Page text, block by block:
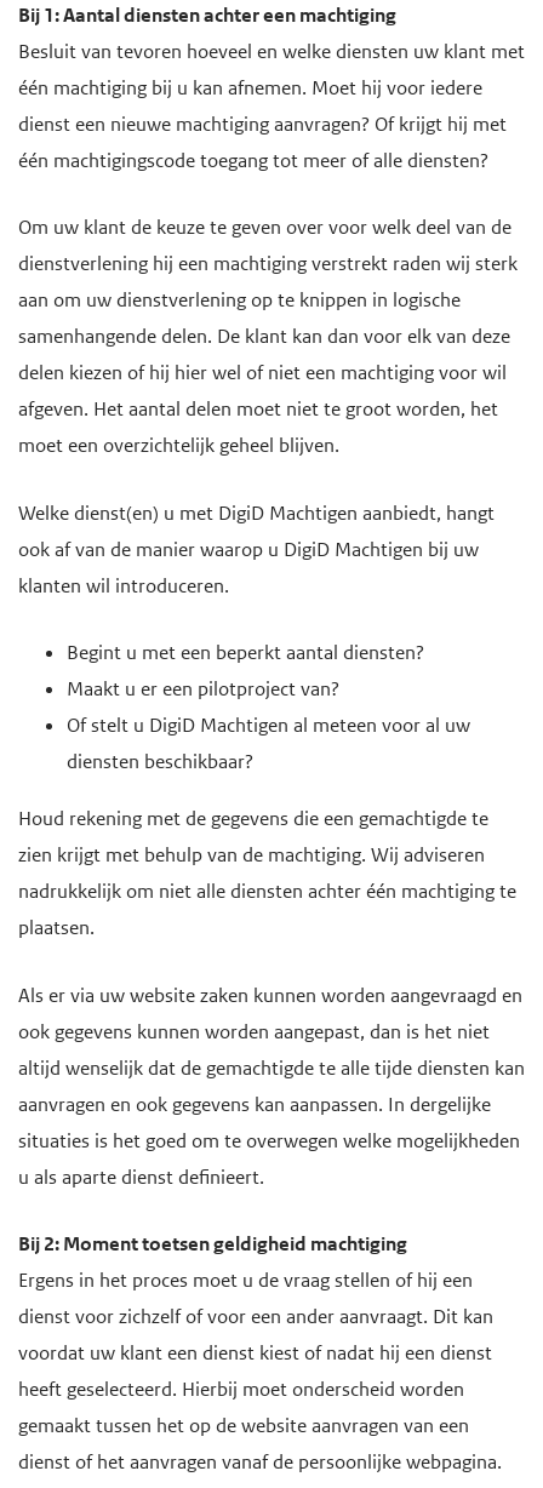
Bij 1: Aantal diensten achter een machtiging
Besluit van tevoren hoeveel en welke diensten uw klant met
één machtiging bij u kan afnemen. Moet hij voor iedere
dienst een nieuwe machtiging aanvragen? Of krijgt hij met
één machtigingscode toegang tot meer of alle diensten?
Om uw klant de keuze te geven over voor welk deel van de
dienstverlening hij een machtiging verstrekt raden wij sterk
aan om uw dienstverlening op te knippen in logische
samenhangende delen. De klant kan dan voor elk van deze
delen kiezen of hij hier wel of niet een machtiging voor wil
afgeven. Het aantal delen moet niet te groot worden, het
moet een overzichtelijk geheel blijven.
Welke dienst(en) u met DigiD Machtigen aanbiedt, hangt
ook af van de manier waarop u DigiD Machtigen bij uw
klanten wil introduceren.
Begint u met een beperkt aantal diensten?
Maakt u er een pilotproject van?
Of stelt u DigiD Machtigen al meteen voor al uw
diensten beschikbaar?
Houd rekening met de gegevens die een gemachtigde te
zien krijgt met behulp van de machtiging. Wij adviseren
nadrukkelijk om niet alle diensten achter één machtiging te
plaatsen.
Als er via uw website zaken kunnen worden aangevraagd en
ook gegevens kunnen worden aangepast, dan is het niet
altijd wenselijk dat de gemachtigde te alle tijde diensten kan
aanvragen en ook gegevens kan aanpassen. In dergelijke
situaties is het goed om te overwegen welke mogelijkheden
u als aparte dienst definieert.
Bij 2: Moment toetsen geldigheid machtiging
Ergens in het proces moet u de vraag stellen of hij een
dienst voor zichzelf of voor een ander aanvraagt. Dit kan
voordat uw klant een dienst kiest of nadat hij een dienst
heeft geselecteerd. Hierbij moet onderscheid worden
gemaakt tussen het op de website aanvragen van een
dienst of het aanvragen vanaf de persoonlijke webpagina.